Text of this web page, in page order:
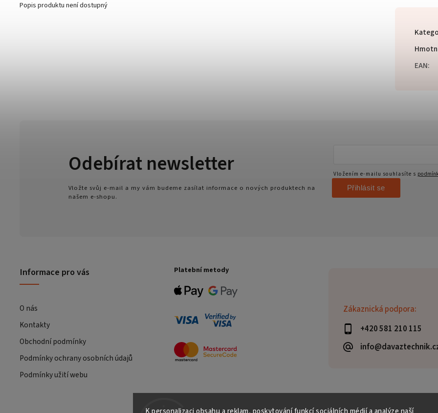
Popis produktu není dostupný
EAN:
Zákaznická podpora:
+420 581 210 115
Odebírat newsletter
Vložte svůj e-mail a my vám budeme zasílat informace o nových produktech na
našem e-shopu.
Vložením e-mailu souhlasíte s
Přihlásit se
Informace pro vás
O nás
Kontakty
Obchodní podmínky
Podmínky ochrany osobních údajů
Podmínky užití webu
Platební metody